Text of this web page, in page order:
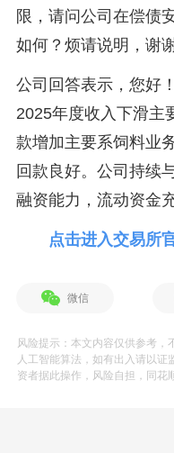
限，请问公司在偿债
如何？烦请说明，谢谢
公司回答表示，您好
2025年度收入下滑主
款增加主要系饲料业
回款良好。公司持续
融资能力，流动资金充
点击进入交易所
微信
风险提示：本文内容仅供参考
人工智能算法，如有出入请以证
资者据此操作，风险自担，同